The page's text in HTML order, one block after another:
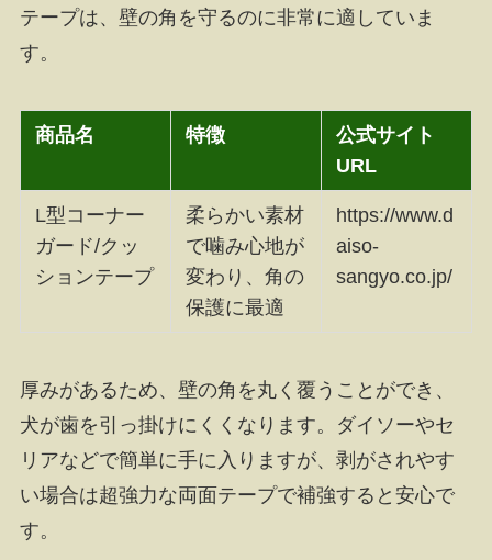
テープは、壁の角を守るのに非常に適していま
す。
商品名 特徴
公式サイト
URL
L型コーナー
ガード/クッ
ションテープ
柔らかい素材
で噛み心地が
変わり、角の
保護に最適
https://www.d
aiso-
sangyo.co.jp/
厚みがあるため、壁の角を丸く覆うことができ、
犬が歯を引っ掛けにくくなります。ダイソーやセ
リアなどで簡単に手に入りますが、剥がされやす
い場合は超強力な両面テープで補強すると安心で
す。